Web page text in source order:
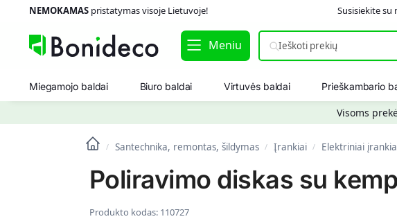
NEMOKAMASpristatymas visoje Lietuvoje! Susisiekite su
Meniu
Miegamojo baldai Biuro baldai Virtuvės baldai Prieškambario
Visoms
/ Santechnika, remontas, šildymas / Įrankiai / Elektriniai
Poliravimo diskas su
Produkto kodas: 110727